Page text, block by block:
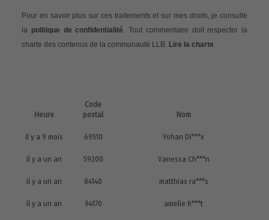
Pour en savoir plus sur ces traitements et sur mes droits, je consulte
la politique de confidentialité. Tout commentaire doit respecter la
charte des contenus de la communauté LLB. Lire la charte.
Heure
Code
postal
Nom
il y a 9 mois 69510 Yohan Di***x
il y a un an 59200 Vanessa Ch***n
il y a un an 84140 matthias ra***s
il y a un an 94170 amelie fi***t